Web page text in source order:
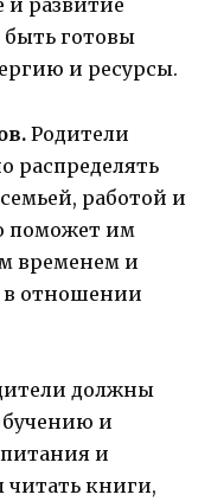
и развитие
готовы
и ресурсы.
Родители
распределять
работой и
поможет им
временем и
в отношении
должны
и
и
книги,